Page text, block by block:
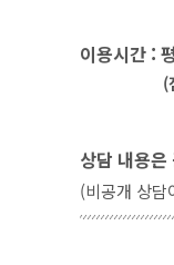
이용시간 :
(
상담 내용
(비공개 상담